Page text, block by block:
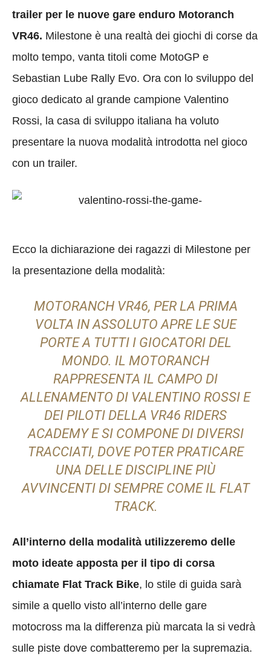
trailer per le nuove gare enduro Motoranch
VR46. Milestone è una realtà dei giochi di corse da
molto tempo, vanta titoli come MotoGP e
Sebastian Lube Rally Evo. Ora con lo sviluppo del
gioco dedicato al grande campione Valentino
Rossi, la casa di sviluppo italiana ha voluto
presentare la nuova modalità introdotta nel gioco
con un trailer.
Ecco la dichiarazione dei ragazzi di Milestone per
la presentazione della modalità:
MOTORANCH VR46, PER LA PRIMA
VOLTA IN ASSOLUTO APRE LE SUE
PORTE A TUTTI I GIOCATORI DEL
MONDO. IL MOTORANCH
RAPPRESENTA IL CAMPO DI
ALLENAMENTO DI VALENTINO ROSSI E
DEI PILOTI DELLA VR46 RIDERS
ACADEMY E SI COMPONE DI DIVERSI
TRACCIATI, DOVE POTER PRATICARE
UNA DELLE DISCIPLINE PIÙ
AVVINCENTI DI SEMPRE COME IL FLAT
TRACK.
All’interno della modalità utilizzeremo delle
moto ideate apposta per il tipo di corsa
chiamate Flat Track Bike, lo stile di guida sarà
simile a quello visto all’interno delle gare
motocross ma la differenza più marcata la si vedrà
sulle piste dove combatteremo per la supremazia.